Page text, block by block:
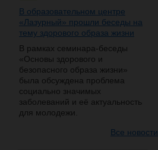
В образовательном центре
«Лазурный» прошли беседы на
тему здорового образа жизни
В рамках семинара-беседы
«Основы здорового и
безопасного образа жизни»
была обсуждена проблема
социально значимых
заболеваний и её актуальность
для молодежи.
Все новости